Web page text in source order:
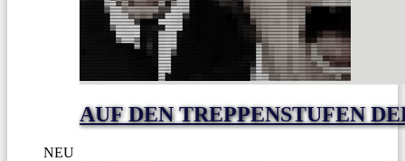
AUF DEN TREPPENSTUFEN
NEU